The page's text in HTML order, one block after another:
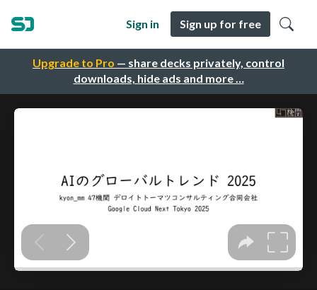
Upgrade to Pro — share decks privately, control
downloads, hide ads and more …
Sign in Sign up for free